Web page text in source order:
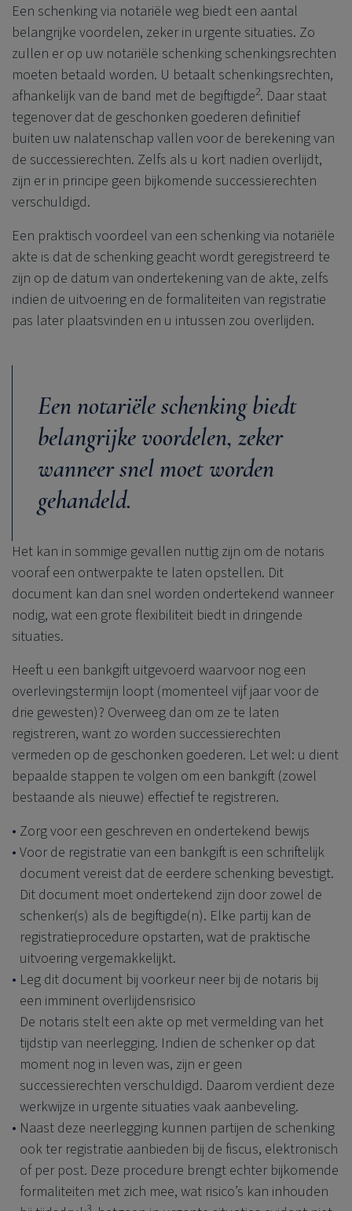
Een schenking via notariële weg biedt een aantal
belangrijke voordelen, zeker in urgente situaties. Zo
zullen er op uw notariële schenking schenkingsrechten
moeten betaald worden. U betaalt schenkingsrechten,
afhankelijk van de band met de begiftigde2. Daar staat
tegenover dat de geschonken goederen definitief
buiten uw nalatenschap vallen voor de berekening van
de successierechten. Zelfs als u kort nadien overlijdt,
zijn er in principe geen bijkomende successierechten
verschuldigd.
Een praktisch voordeel van een schenking via notariële
akte is dat de schenking geacht wordt geregistreerd te
zijn op de datum van ondertekening van de akte, zelfs
indien de uitvoering en de formaliteiten van registratie
pas later plaatsvinden en u intussen zou overlijden.
Een notariële schenking biedt
belangrijke voordelen, zeker
wanneer snel moet worden
gehandeld.
Het kan in sommige gevallen nuttig zijn om de notaris
vooraf een ontwerpakte te laten opstellen. Dit
document kan dan snel worden ondertekend wanneer
nodig, wat een grote flexibiliteit biedt in dringende
situaties.
Heeft u een bankgift uitgevoerd waarvoor nog een
overlevingstermijn loopt (momenteel vijf jaar voor de
drie gewesten)? Overweeg dan om ze te laten
registreren, want zo worden successierechten
vermeden op de geschonken goederen. Let wel: u dient
bepaalde stappen te volgen om een bankgift (zowel
bestaande als nieuwe) effectief te registreren.
Zorg voor een geschreven en ondertekend bewijs
Voor de registratie van een bankgift is een schriftelijk
document vereist dat de eerdere schenking bevestigt.
Dit document moet ondertekend zijn door zowel de
schenker(s) als de begiftigde(n). Elke partij kan de
registratieprocedure opstarten, wat de praktische
uitvoering vergemakkelijkt.
Leg dit document bij voorkeur neer bij de notaris bij
een imminent overlijdensrisico
De notaris stelt een akte op met vermelding van het
tijdstip van neerlegging. Indien de schenker op dat
moment nog in leven was, zijn er geen
successierechten verschuldigd. Daarom verdient deze
werkwijze in urgente situaties vaak aanbeveling.
Naast deze neerlegging kunnen partijen de schenking
ook ter registratie aanbieden bij de fiscus, elektronisch
of per post. Deze procedure brengt echter bijkomende
formaliteiten met zich mee, wat risico’s kan inhouden